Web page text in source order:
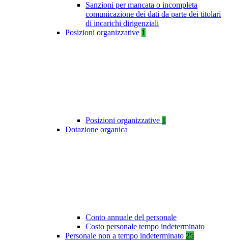
Sanzioni per mancata o incompleta
comunicazione dei dati da parte dei titolari
di incarichi dirigenziali
Posizioni organizzative 1
Posizioni organizzative 1
Dotazione organica
Conto annuale del personale
Costo personale tempo indeterminato
Personale non a tempo indeterminato 25